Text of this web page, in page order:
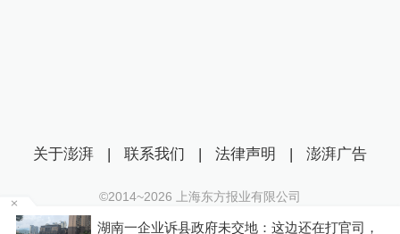
湖南一企业诉县政府未交地：这边还在打官司，
关于澎湃 | 联系我们 | 法律声明 | 澎湃广告
©2014~2026 上海东方报业有限公司
沪ICP证：沪B2-20170116 | 沪ICP备14003370号